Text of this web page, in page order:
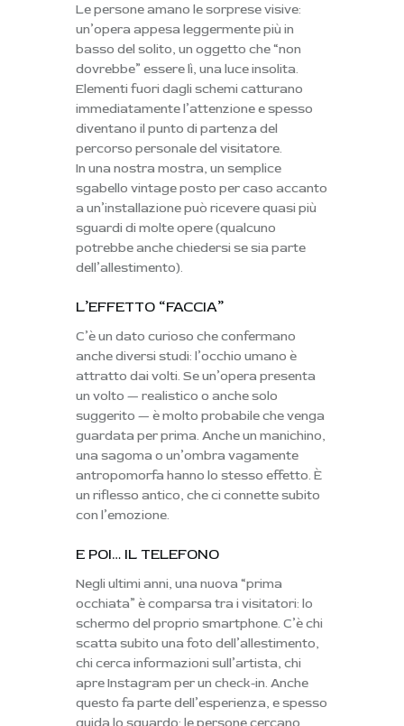
Le persone amano lesorprese visive:
un’opera appesa leggermente più in
basso del solito, un oggetto che “non
dovrebbe” essere lì, una luce insolita.
Elementi fuori dagli schemi catturano
immediatamente l’attenzione e spesso
diventano il punto di partenza del
percorso personale del visitatore.
In una nostra mostra, un semplice
sgabello vintage posto per caso accanto
a un’installazione può ricevere quasi più
sguardi di molte opere (qualcuno
potrebbe anche chiedersi se sia parte
dell’allestimento).
L’EFFETTO “FACCIA”
C’è un dato curioso che confermano
anche diversi studi: l’occhio umano è
attratto dai volti. Se un’opera presenta
un volto — realistico o anche solo
suggerito — è molto probabile che venga
guardata per prima. Anche un manichino,
una sagoma o un’ombra vagamente
antropomorfa hanno lo stesso effetto. È
un riflesso antico, che ci connette subito
con l’emozione.
E POI… IL TELEFONO
Negli ultimi anni, una nuova “prima
occhiata” è comparsa tra i visitatori: lo
schermo del proprio smartphone. C’è chi
scatta subito una foto dell’allestimento,
chi cerca informazioni sull’artista, chi
apre Instagram per un check-in. Anche
questo fa parte dell’esperienza, e spesso